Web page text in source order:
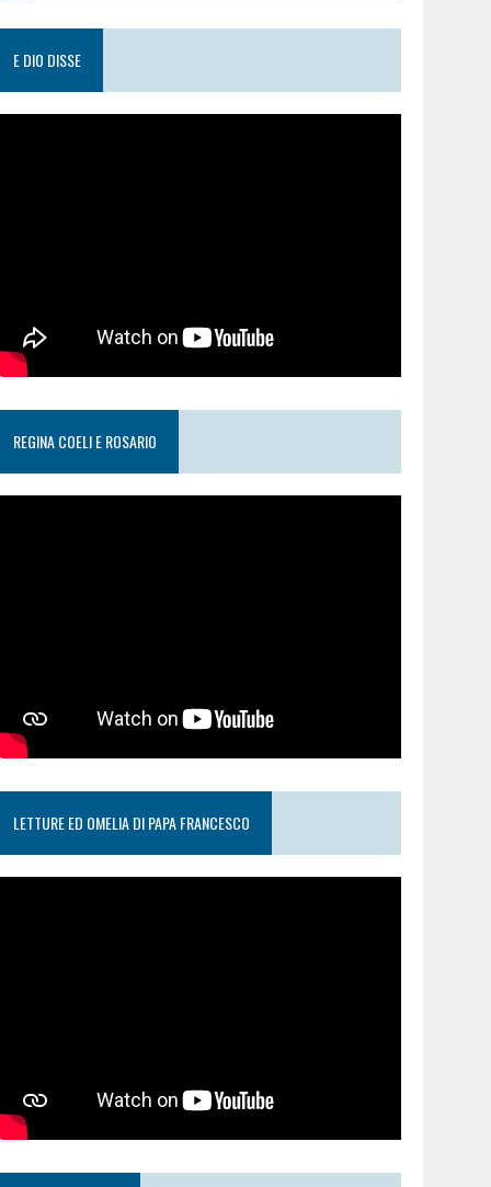
E DIO DISSE
REGINA COELI E ROSARIO
LETTURE ED OMELIA DI PAPA FRANCESCO